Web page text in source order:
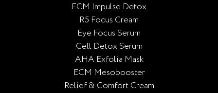
ECM Impulse Detox
R5 Focus Cream
Eye Focus Serum
Cell Detox Serum
AHA Exfolia Mask
ECM Mesobooster
Relief & Comfort Cream